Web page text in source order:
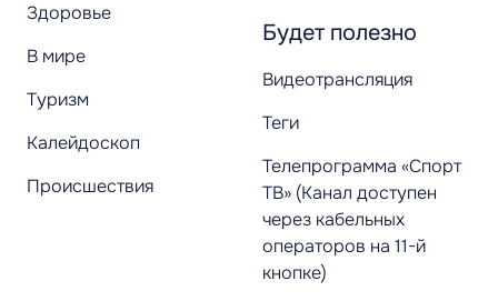
Здоровье
В мире
Туризм
Калейдоскоп
Происшествия
Будет полезно
Видеотрансляция
Теги
Телепрограмма «Спорт
ТВ» (Канал доступен
через кабельных
операторов на 11-й
кнопке)